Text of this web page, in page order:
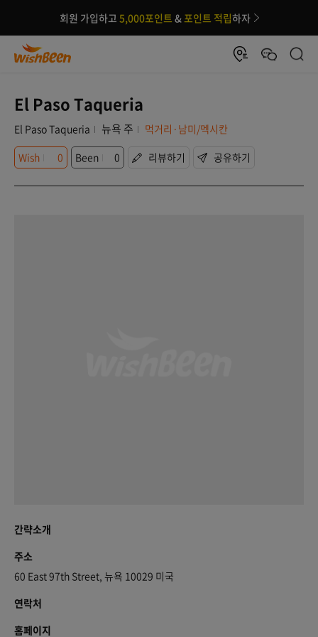
회원 가입하고 5,000포인트 &포인트 적립하자
El Paso Taqueria
El Paso Taqueria 뉴욕 주
먹거리·남미/멕시칸
Wish
0 Been 0 리뷰하기 공유하기
간략소개
주소
60 East 97th Street, 뉴욕 10029 미국
연락처
홈페이지